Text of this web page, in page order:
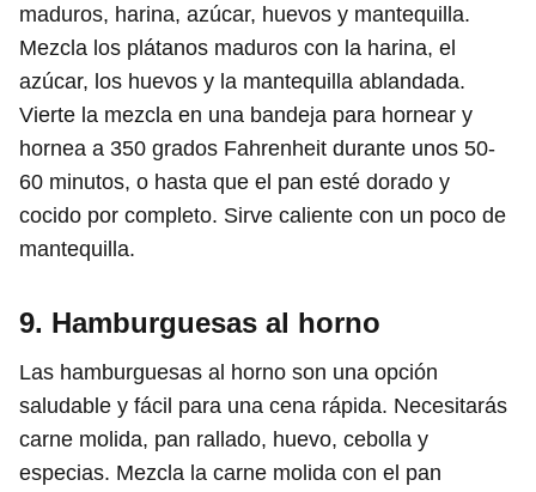
maduros, harina, azúcar, huevos y mantequilla.
Mezcla los plátanos maduros con la harina, el
azúcar, los huevos y la mantequilla ablandada.
Vierte la mezcla en una bandeja para hornear y
hornea a 350 grados Fahrenheit durante unos 50-
60 minutos, o hasta que el pan esté dorado y
cocido por completo. Sirve caliente con un poco de
mantequilla.
9. Hamburguesas al horno
Las hamburguesas al horno son una opción
saludable y fácil para una cena rápida. Necesitarás
carne molida, pan rallado, huevo, cebolla y
especias. Mezcla la carne molida con el pan